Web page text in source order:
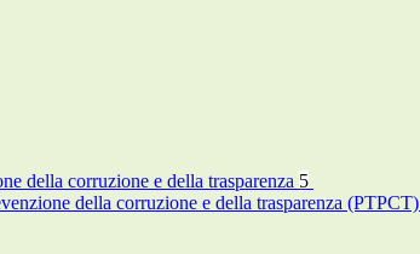
della corruzione e della trasparenza 5
della corruzione e della trasparenza (PTPCT)